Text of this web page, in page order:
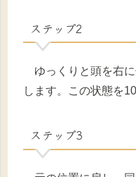
ステップ2
ゆっくりと頭を右
します。この状態を
ステップ3